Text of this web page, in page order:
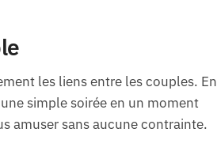
les liens entre les couples. En
simple soirée en un moment
amuser sans aucune contrainte.